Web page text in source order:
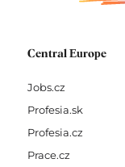
Central Europe
Jobs.cz
Profesia.sk
Profesia.cz
Prace.cz